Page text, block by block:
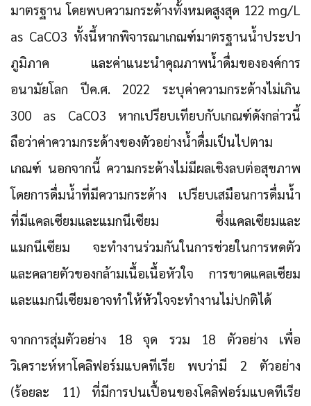
มาตรฐาน โดยพบความกระด้างทั้งหมดสูงสุด 122 mg/L
as CaCO3 ทั้งนี้หากพิจารณาเกณฑ์มาตรฐานน้ำประปา
ภูมิภาค และค่าแนะนำคุณภาพน้ำดื่มขององค์การ
อนามัยโลก ปีค.ศ. 2022 ระบุค่าความกระด้างไม่เกิน
300 as CaCO3 หากเปรียบเทียบกับเกณฑ์ดังกล่าวนี้
ถือว่าค่าความกระด้างของตัวอย่างน้ำดื่มเป็นไปตาม
เกณฑ์ นอกจากนี้ ความกระด้างไม่มีผลเชิงลบต่อสุขภาพ
โดยการดื่มน้ำที่มีความกระด้าง เปรียบเสมือนการดื่มน้ำ
ที่มีแคลเซียมและแมกนีเซียม ซึ่งแคลเซียมและ
แมกนีเซียม จะทำงานร่วมกันในการช่วยในการหดตัว
และคลายตัวของกล้ามเนื้อเนื้อหัวใจ การขาดแคลเซียม
และแมกนีเซียมอาจทำให้หัวใจจะทำงานไม่ปกติได้
จากการสุ่มตัวอย่าง 18 จุด รวม 18 ตัวอย่าง เพื่อ
วิเคราะห์หาโคลิฟอร์มแบคทีเรีย พบว่ามี 2 ตัวอย่าง
(ร้อยละ 11) ที่มีการปนเปื้อนของโคลิฟอร์มแบคทีเรีย